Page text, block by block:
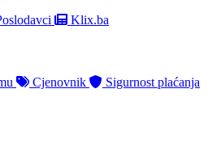
Klix.ba
Cjenovnik Sigurnost plaćanja